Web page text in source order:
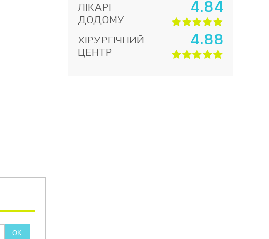
OK
ЛІКАРІ
ДОДОМУ
4.84
ХІРУРГІЧНИЙ
ЦЕНТР
4.88